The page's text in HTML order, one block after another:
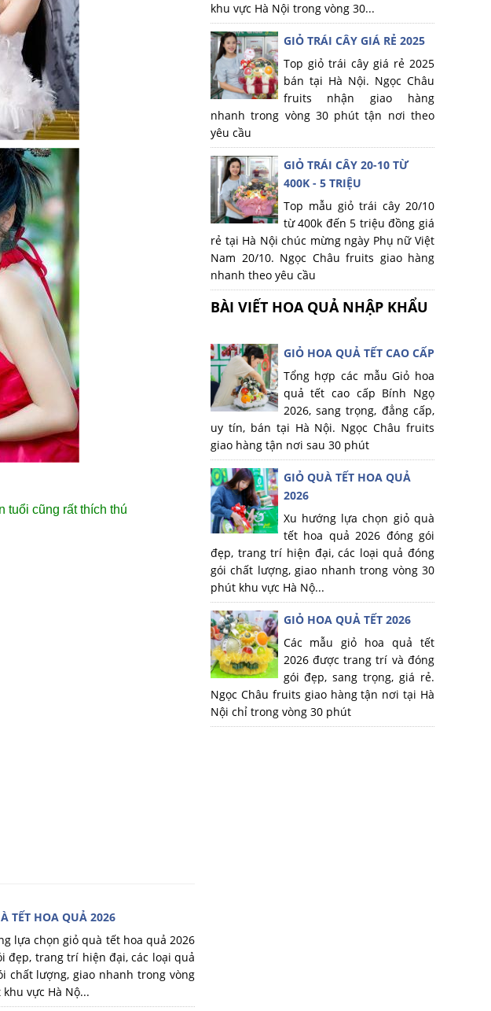
tuổi cũng rất thích thú
TẾT HOA QUẢ 2026
lựa chọn giỏ quà tết hoa quả 2026
đẹp, trang trí hiện đại, các loại quả
chất lượng, giao nhanh trong vòng
vực Hà Nộ...
khu vực Hà Nội trong vòng 30...
GIỎ TRÁI CÂY GIÁ RẺ 2025
Top giỏ trái cây giá rẻ 2025
bán tại Hà Nội. Ngọc Châu
fruits nhận giao hàng
nhanh trong vòng 30 phút tận nơi theo
yêu cầu
GIỎ TRÁI CÂY 20-10 TỪ
400K - 5 TRIỆU
Top mẫu giỏ trái cây 20/10
từ 400k đến 5 triệu đồng giá
rẻ tại Hà Nội chúc mừng ngày Phụ nữ Việt
Nam 20/10. Ngọc Châu fruits giao hàng
nhanh theo yêu cầu
BÀI VIẾT HOA QUẢ NHẬP KHẨU
GIỎ HOA QUẢ TẾT CAO CẤP
Tổng hợp các mẫu Giỏ hoa
quả tết cao cấp Bính Ngọ
2026, sang trọng, đẳng cấp,
uy tín, bán tại Hà Nội. Ngọc Châu fruits
giao hàng tận nơi sau 30 phút
GIỎ QUÀ TẾT HOA QUẢ
2026
Xu hướng lựa chọn giỏ quà
tết hoa quả 2026 đóng gói
đẹp, trang trí hiện đại, các loại quả đóng
gói chất lượng, giao nhanh trong vòng 30
phút khu vực Hà Nộ...
GIỎ HOA QUẢ TẾT 2026
Các mẫu giỏ hoa quả tết
2026 được trang trí và đóng
gói đẹp, sang trọng, giá rẻ.
Ngọc Châu fruits giao hàng tận nơi tại Hà
Nội chỉ trong vòng 30 phút